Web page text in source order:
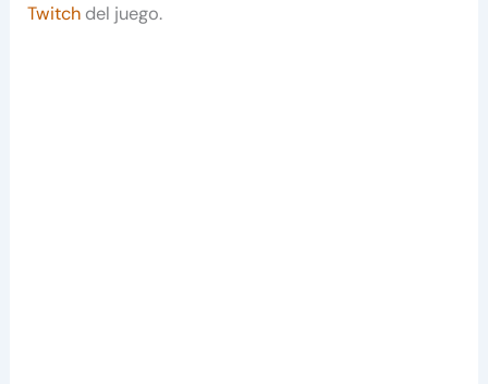
Twitch del juego.